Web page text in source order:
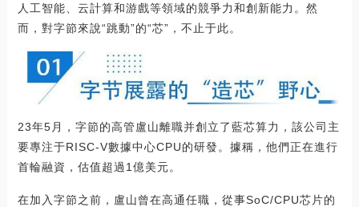
人工智能、云計算和游戲等領域的競爭力和創新能力。然
而，對字節來說“跳動”的“芯”，不止于此。
23年5月，字節的高管盧山離職并創立了藍芯算力，該公司主
要專注于RISC-V數據中心CPU的研發。據稱，他們正在進行
首輪融資，估值超過1億美元。
在加入字節之前，盧山曾在高通任職，從事SoC/CPU芯片的